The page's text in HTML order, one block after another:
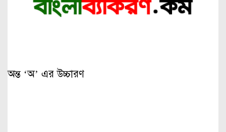
অন্ত ‘অ’ এর উচ্চারণ